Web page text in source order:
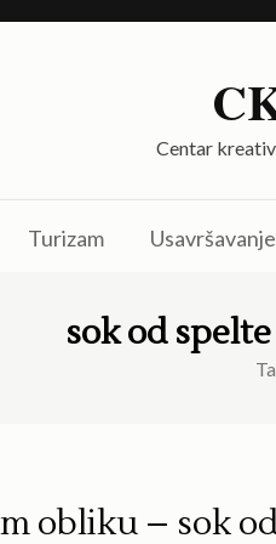
Centar
Turizam Usavršavanje
sok od
obliku – sok